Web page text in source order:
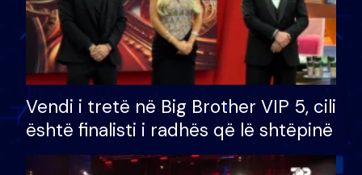
Vendi i tretë në Big Brother VIP 5, cili
është finalisti i radhës që lë shtëpinë